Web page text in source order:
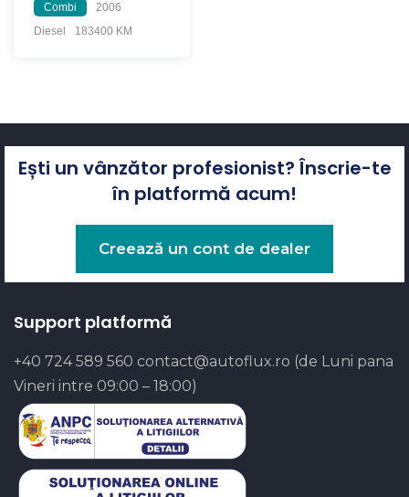
Combi
2006
Diesel
183400 KM
Ești un vânzător profesionist? Înscrie-te
în platformă acum!
Creează un cont de dealer
Support platformă
+40 724 589 560 contact@autoflux.ro (de Luni pana
Vineri intre 09:00 – 18:00)